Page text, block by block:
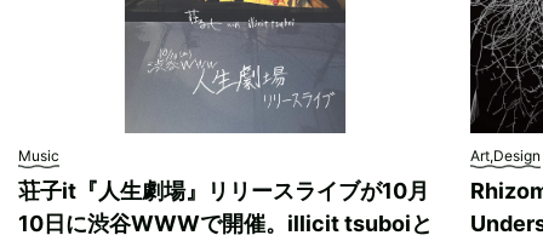
Music
荘子it『人生劇場』リリースライブが10月
10日に渋谷WWWで開催。illicit tsuboiと
Art,Design